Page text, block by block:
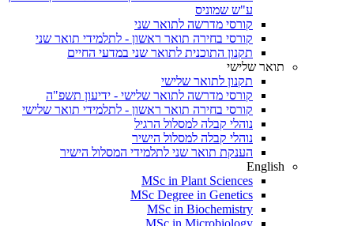
ע"ש שמוניס
קורסי מדרשה לתואר שני
קורסי בחירה תואר ראשון - לתלמידי תואר שני
תקנון התוכנית לתואר שני במדעי החיים
תואר שלישי
תקנון לתואר שלישי
קורסי מדרשה לתואר שלישי - ידיעון תשפ"ה
קורסי בחירה תואר ראשון - לתלמידי תואר שלישי
נוהלי קבלה למסלול הרגיל
נוהלי קבלה למסלול הישיר
הענקת תואר שני לתלמידי המסלול הישיר
English
MSc in Plant Sciences
MSc Degree in Genetics
MSc in Biochemistry
MSc in Microbiology